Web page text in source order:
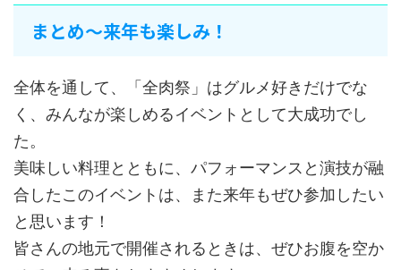
まとめ～来年も楽しみ！
全体を通して、「全肉祭」はグルメ好きだけでな
く、みんなが楽しめるイベントとして大成功でし
た。
美味しい料理とともに、パフォーマンスと演技が融
合したこのイベントは、また来年もぜひ参加したい
と思います！
皆さんの地元で開催されるときは、ぜひお腹を空か